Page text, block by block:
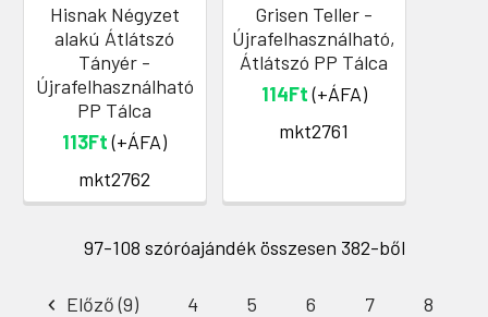
Hisnak Négyzet
alakú Átlátszó
Tányér -
Újrafelhasználható
PP Tálca
113Ft(+ÁFA)
mkt2762
Grisen Teller -
Újrafelhasználható,
Átlátszó PP Tálca
114Ft(+ÁFA)
mkt2761
97-108 szóróajándék összesen 382-ből
Előző (9) 4 5 6 7 8